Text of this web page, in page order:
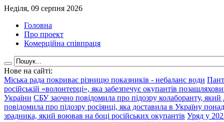
Неділя, 09 серпня 2026
Головна
Про проект
Комерційна співпраця
Нове на сайті:
Міська рада покриває різницю показників - небаланс води
російській «волонтерці», яка забезпечує окупантів
України СБУ заочно повідомила про підозру колаборанту,
повідомила про підозру росіянці, яка доставила в Україну
зрадника, який воював на боці російських окупантів Уряд у